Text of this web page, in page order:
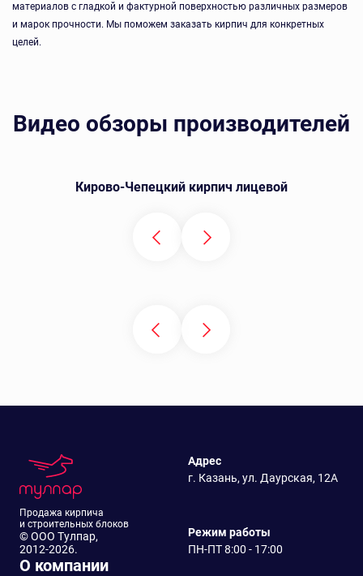
материалов с гладкой и фактурной поверхностью различных размеров
и марок прочности. Мы поможем заказать кирпич для конкретных
целей.
Видео обзоры производителей
Кирово-Чепецкий кирпич лицевой
Продажа кирпича
и строительных блоков
© ООО Тулпар,
2012-2026.
Адрес
г. Казань, ул. Даурская, 12А
Режим работы
ПН-ПТ 8:00 - 17:00
О компании